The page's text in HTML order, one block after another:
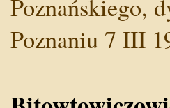
Poznańskiego,
Poznaniu 7 III